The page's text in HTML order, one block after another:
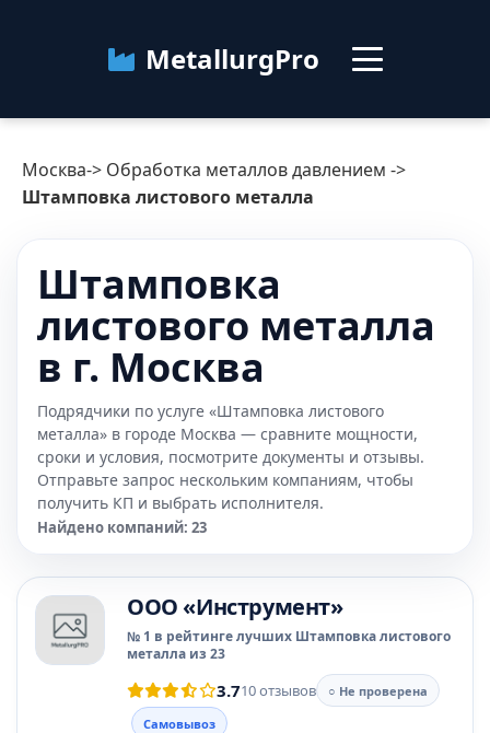
MetallurgPro
Москва
Категории
О сервисе Контакты
Москва-> Обработка металлов давлением ->
Штамповка листового металла
Штамповка
листового металла
в г. Москва
Подрядчики по услуге «Штамповка листового
металла» в городе Москва — сравните мощности,
сроки и условия, посмотрите документы и отзывы.
Отправьте запрос нескольким компаниям, чтобы
получить КП и выбрать исполнителя.
Найдено компаний: 23
OOO «Инструмент»
№ 1 в рейтинге лучших Штамповка листового
металла из 23
3.710 отзывов
○ Не проверена
Самовывоз